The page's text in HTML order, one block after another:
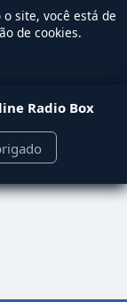
site, você está de
de cookies.
Radio Box